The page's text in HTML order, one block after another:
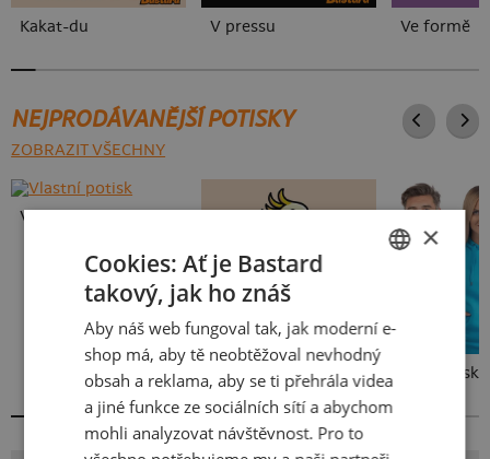
Kakat-du V pressu Ve formě
NEJPRODÁVANĚJŠÍ POTISKY
ZOBRAZIT VŠECHNY
Vlastní potisk
Kakat-du Bez potisku
SLOVAK
×
Cookies: Ať je Bastard
takový, jak ho znáš
Aby náš web fungoval tak, jak moderní e-
shop má, aby tě neobtěžoval nevhodný
obsah a reklama, aby se ti přehrála videa
a jiné funkce ze sociálních sítí a abychom
mohli analyzovat návštěvnost. Pro to